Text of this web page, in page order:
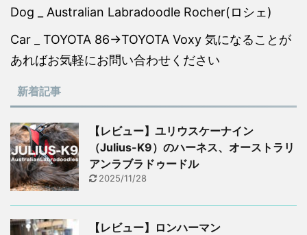
Dog _ Australian Labradoodle Rocher(ロシェ)
Car _ TOYOTA 86→TOYOTA Voxy 気になることが
あればお気軽にお問い合わせください
新着記事
【レビュー】ユリウスケーナイン
（Julius-K9）のハーネス、オーストラリ
アンラブラドゥードル
2025/11/28
【レビュー】ロンハーマン